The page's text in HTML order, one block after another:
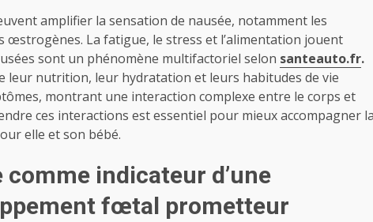
amplifier la sensation de nausée, notamment les
La fatigue, le stress et l’alimentation jouent
sont un phénomène multifactoriel selon santeauto.fr.
leur nutrition, leur hydratation et leurs habitudes de vie
montrant une interaction complexe entre le corps et
ces interactions est essentiel pour mieux accompagner
elle et son bébé.
comme indicateur d’une
fœtal prometteur